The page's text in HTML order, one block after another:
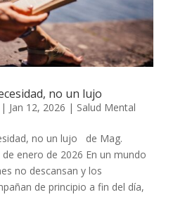
no un lujo
Jan 12, 2026 | Salud Mental
no un lujo de Mag.
enero de 2026 En un mundo
no descansan y los
de principio a fin del día,